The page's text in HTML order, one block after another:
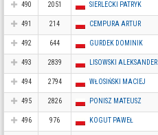
490 2051 SIERLECKI PATRYK
491 214 CEMPURA ARTUR
492 644 GURDEK DOMINIK
493 2839 LISOWSKI ALEKSANDER
494 2794 WŁOSIŃSKI MACIEJ
495 2826 PONISZ MATEUSZ
496 976 KOGUT PAWEŁ